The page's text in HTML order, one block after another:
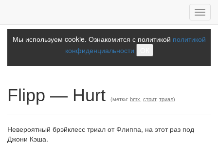
Мы используем cookie. Ознакомится с политикой политикой
конфиденциальности
Flipp — Hurt (метки: bmx стрит, триал)
Невероятный брэйклесс триал от Флиппа, на этот раз под
Джони Кэша.